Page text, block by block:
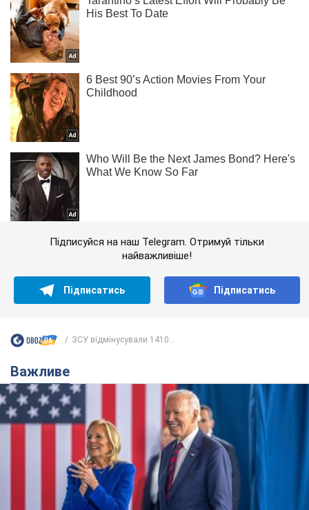
Підписуйся на наш Telegram. Отримуй тільки
найважливіше!
Підписатись Підписатись
ЗСУ відмінусували 1410...
Важливе